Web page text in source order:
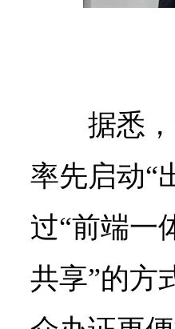
据悉
率先启动“
过“前端一
共享”的方